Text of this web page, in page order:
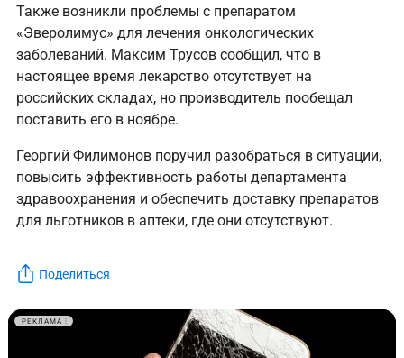
Также возникли проблемы с препаратом
«Эверолимус» для лечения онкологических
заболеваний. Максим Трусов сообщил, что в
настоящее время лекарство отсутствует на
российских складах, но производитель пообещал
поставить его в ноябре.
Георгий Филимонов поручил разобраться в ситуации,
повысить эффективность работы департамента
здравоохранения и обеспечить доставку препаратов
для льготников в аптеки, где они отсутствуют.
Поделиться
РЕКЛАМА